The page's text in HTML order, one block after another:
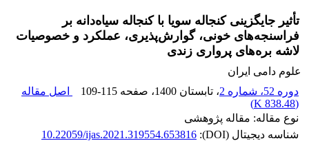
تأثیر جایگزینی کنجاله سویا با کنجاله سیاه‌دانه بر
فراسنجه‌های خونی، گوارش‌پذیری، عملکرد و ‏خصوصیات
لاشه بره‌‌های پرواری زندی
علوم دامی ایران
دوره 52، شماره 2
، تابستان 1400 ، صفحه 109-115
اصل مقاله
(
838.48 K
)
نوع مقاله: مقاله پژوهشی
شناسه دیجیتال (DOI):
10.22059/ijas.2021.319554.653816